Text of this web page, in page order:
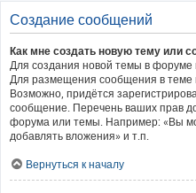
Создание сообщений
Как мне создать новую тему или
Для создания новой темы в форуме
Для размещения сообщения в теме
Возможно, придётся
сообщение. Перечень ваших прав
форума или темы. Например: «Вы
добавлять вложения» и т.п.
Вернуться к началу